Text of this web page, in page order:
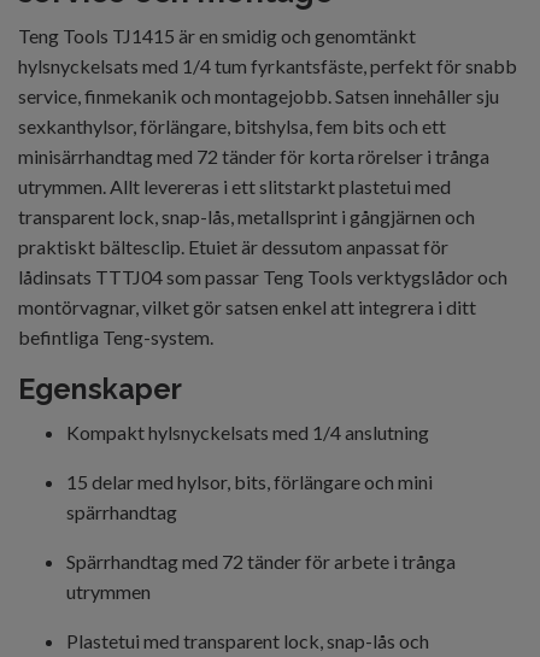
Teng Tools TJ1415 är en smidig och genomtänkt
hylsnyckelsats med 1/4 tum fyrkantsfäste, perfekt för snabb
service, finmekanik och montagejobb. Satsen innehåller sju
sexkanthylsor, förlängare, bitshylsa, fem bits och ett
minisärrhandtag med 72 tänder för korta rörelser i trånga
utrymmen. Allt levereras i ett slitstarkt plastetui med
transparent lock, snap-lås, metallsprint i gångjärnen och
praktiskt bältesclip. Etuiet är dessutom anpassat för
lådinsats TTTJ04 som passar Teng Tools verktygslådor och
montörvagnar, vilket gör satsen enkel att integrera i ditt
befintliga Teng-system.
Egenskaper
Kompakt hylsnyckelsats med 1/4 anslutning
15 delar med hylsor, bits, förlängare och mini
spärrhandtag
Spärrhandtag med 72 tänder för arbete i trånga
utrymmen
Plastetui med transparent lock, snap-lås och